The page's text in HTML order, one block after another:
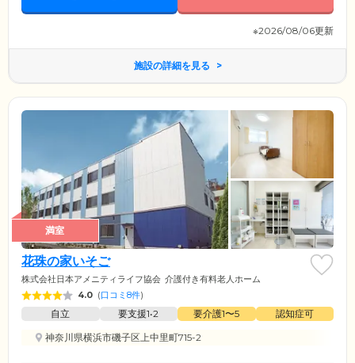
※2026/08/06更新
施設の詳細を見る
満室
花珠の家いそご
株式会社日本アメニティライフ協会 介護付き有料老人ホーム
4.0 (口コミ8件)
自立 要支援1•2 要介護1〜5
認知症可
神奈川県横浜市磯子区上中里町715-2